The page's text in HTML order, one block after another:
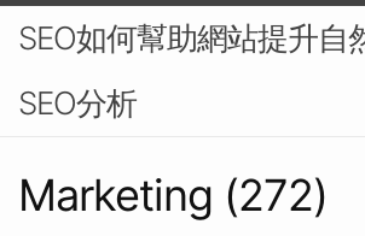
SEO如何幫助網站提升自
SEO分析
Marketing (272)